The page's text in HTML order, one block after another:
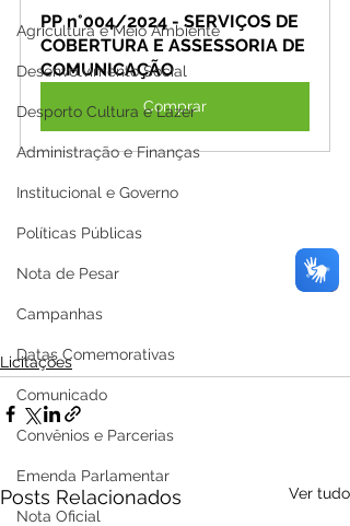
Agricultura e Meio Ambiente
Desenvolvimento Social
Desporto Cultura e Lazer
Administração e Finanças
Institucional e Governo
Políticas Públicas
Nota de Pesar
Campanhas
Datas Comemorativas
Comunicado
Convênios e Parcerias
Emenda Parlamentar
Nota Oficial
PP n°004/2024 - SERVIÇOS DE
COBERTURA E ASSESSORIA DE
COMUNICAÇÃO
Comprar
Licitações
Posts Relacionados Ver tudo